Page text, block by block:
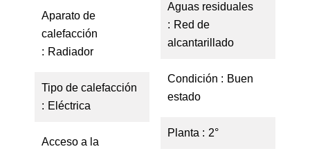
Aparato de
calefacción
Radiador
Tipo de calefacción
Eléctrica
Acceso a la
Aguas residuales
Red de
alcantarillado
Condición
Buen
estado
Planta 2°